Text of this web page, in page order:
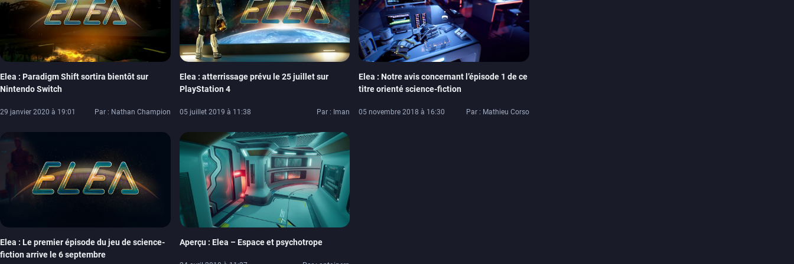
Elea : Paradigm Shift sortira bientôt sur
Nintendo Switch
29 janvier 2020 à 19:01 Par : Nathan Champion
Elea : atterrissage prévu le 25 juillet sur
PlayStation 4
05 juillet 2019 à 11:38 Par : Iman
Elea : Notre avis concernant l’épisode 1 de ce
titre orienté science-fiction
05 novembre 2018 à 16:30 Par : Mathieu Corso
Elea : Le premier épisode du jeu de science-
fiction arrive le 6 septembre
Aperçu : Elea – Espace et psychotrope